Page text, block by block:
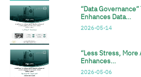
“Data
Enhances Data…
2026-05-14
“Less Stress,
Enhances…
2026-05-06